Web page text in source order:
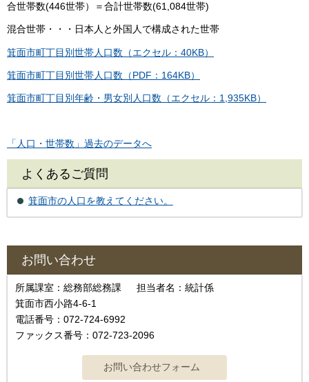
合世帯数(446世帯）＝合計世帯数(61,084世帯)
混合世帯・・・日本人と外国人で構成された世帯
箕面市町丁目別世帯人口数（エクセル：40KB）
箕面市町丁目別世帯人口数（PDF：164KB）
箕面市町丁目別年齢・男女別人口数（エクセル：1,935KB）
「人口・世帯数」過去のデータへ
よくあるご質問
箕面市の人口を教えてください。
お問い合わせ
所属課室：総務部総務課 担当者名：統計係
箕面市西小路4-6-1
電話番号：072-724-6992
ファックス番号：072-723-2096